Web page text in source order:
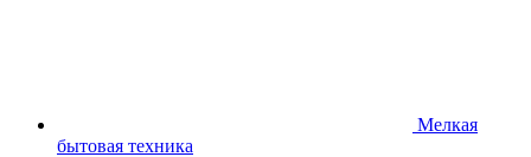
Мелкая
бытовая техника